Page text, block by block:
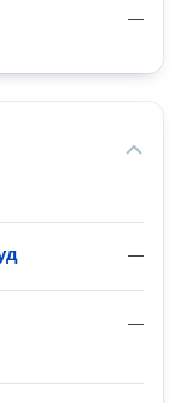
—
—
—